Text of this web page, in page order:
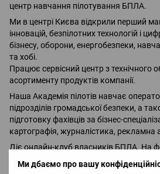
Ми дбаємо про вашу
центр навчання пілотування БПЛА.
Ми в центрі Києва відкрили перший
інновацій, безпілотних технологій і
бізнесу, оборони, енергобезпеки,
та хобі.
Працює сервісний центр з технічного
асортименту продуктів компанії.
Наша Академія пілотів навчає
підрозділів громадської безпеки, а
підготовку фахівців за бізнес-
картографія, журналістика, рекламна
Діє онлайн-клуб власників БПЛА. На
постійно обмінюються досвідом